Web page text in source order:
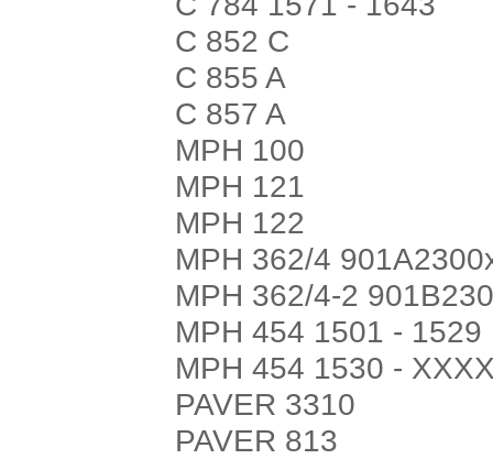
C 852 C
C 855 A
C 857 A
MPH 100
MPH 121
MPH 122
MPH 362/4
MPH 362/4-2
MPH 454 1501 - 1529
MPH 454 1530 -
PAVER 3310
PAVER 813